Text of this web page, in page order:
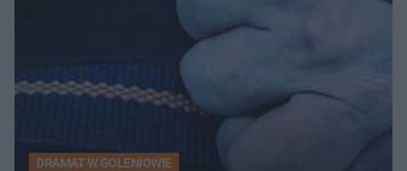
DRAMAT W GOLENIOWIE